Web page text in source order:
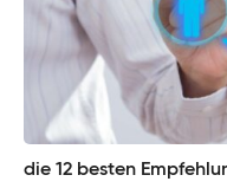
die 12 besten